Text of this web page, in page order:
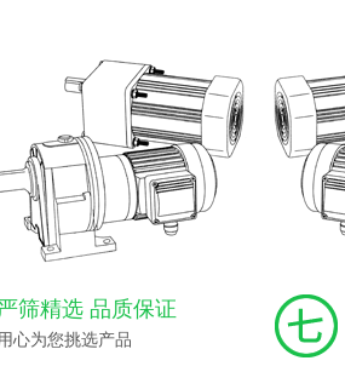
严筛精选 品质保证
心为您挑选产品